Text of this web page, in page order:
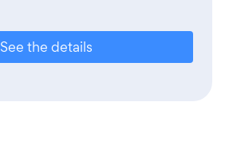
See the details